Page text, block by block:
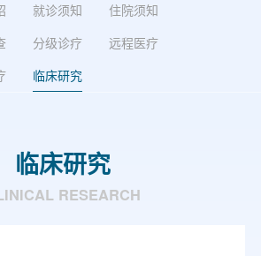
就诊须知
住院须知
分级诊疗
远程医疗
临床研究
临床研究
RESEARCH